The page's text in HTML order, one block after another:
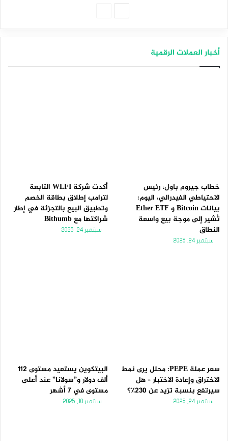
أخبار العملات الرقمية
خطاب جيروم باول، رئيس
الاحتياطي الفيدرالي، اليوم:
بيانات Bitcoin و Ether ETF
تُشير إلى موجة بيع واسعة
النطاق
سبتمبر 24, 2025
أكدت شركة WLFI التابعة
لترامب إطلاق بطاقة الخصم
وتطبيق البيع بالتجزئة في إطار
شراكتها مع Bithumb
سبتمبر 24, 2025
سعر عملة PEPE: محلل يرى نمط
الاختراق وإعادة الاختبار – هل
سيرتفع بنسبة تزيد عن 230٪؟
سبتمبر 24, 2025
البيتكوين يستعيد مستوى 112
ألف دولار و”سولانا” عند أعلى
مستوى في 7 أشهر
سبتمبر 10, 2025